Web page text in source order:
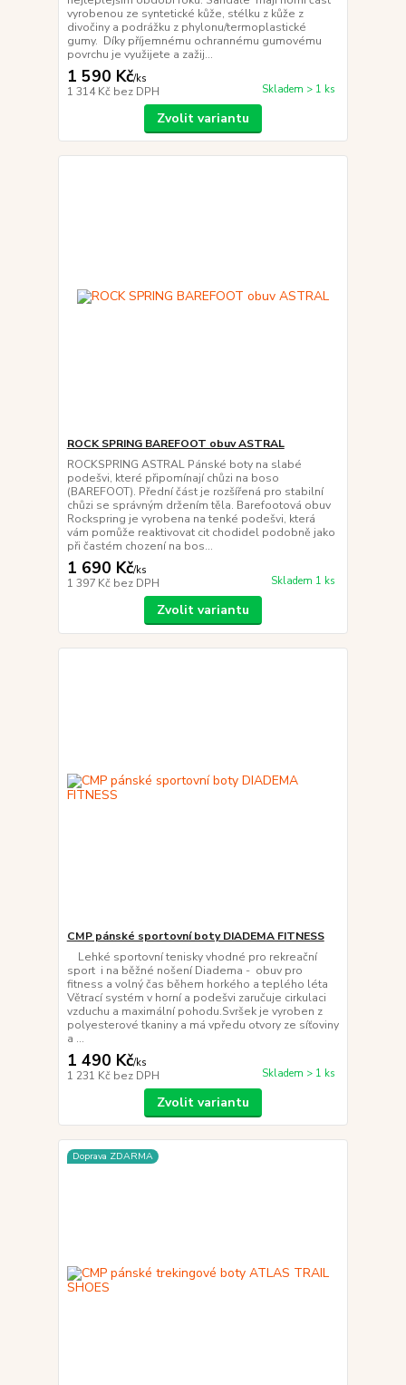
vyrobenou ze syntetické kůže, stélku z kůže z
divočiny a podrážku z phylonu/termoplastické
gumy. Díky příjemnému ochrannému gumovému
povrchu je využijete a zažij...
1 590 Kč/ks
1 314 Kč bez DPH Skladem > 1 ks
Zvolit variantu
ROCK SPRING BAREFOOT obuv ASTRAL
ROCKSPRING ASTRAL Pánské boty na slabé
podešvi, které připomínají chůzi na boso
(BAREFOOT). Přední část je rozšířená pro stabilní
chůzi se správným držením těla. Barefootová obuv
Rockspring je vyrobena na tenké podešvi, která
vám pomůže reaktivovat cit chodidel podobně jako
při častém chození na bos...
1 690 Kč/ks
1 397 Kč bez DPH Skladem 1 ks
Zvolit variantu
CMP pánské sportovní boty DIADEMA FITNESS
Lehké sportovní tenisky vhodné pro rekreační
sport i na běžné nošení Diadema - obuv pro
fitness a volný čas během horkého a teplého léta
Větrací systém v horní a podešvi zaručuje cirkulaci
vzduchu a maximální pohodu.Svršek je vyroben z
polyesterové tkaniny a má vpředu otvory ze síťoviny
a ...
1 490 Kč/ks
1 231 Kč bez DPH Skladem > 1 ks
Zvolit variantu
Doprava ZDARMA